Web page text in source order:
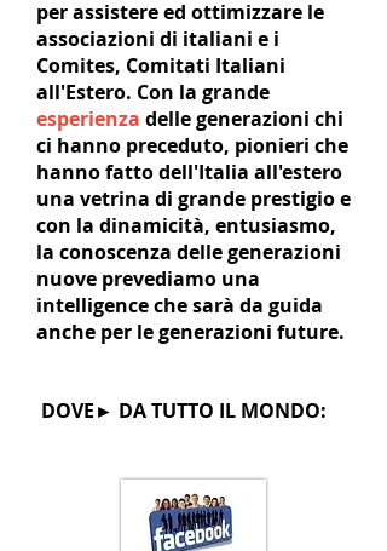
per assistere ed ottimizzare le
associazioni di italiani e i
Comites, Comitati Italiani
all'Estero. Con la grande
esperienza delle generazioni chi
ci hanno preceduto, pionieri che
hanno fatto dell'Italia all'estero
una vetrina di grande prestigio e
con la dinamicità, entusiasmo,
la conoscenza delle generazioni
nuove prevediamo una
intelligence che sarà da guida
anche per le generazioni future.
DOVE► DA TUTTO IL MONDO: